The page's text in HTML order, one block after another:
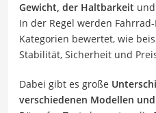
Gewicht, der Haltbarkeit
In der Regel werden
Kategorien bewertet, wie
Stabilität, Sicherheit und
Dabei gibt es große
verschiedenen Modellen